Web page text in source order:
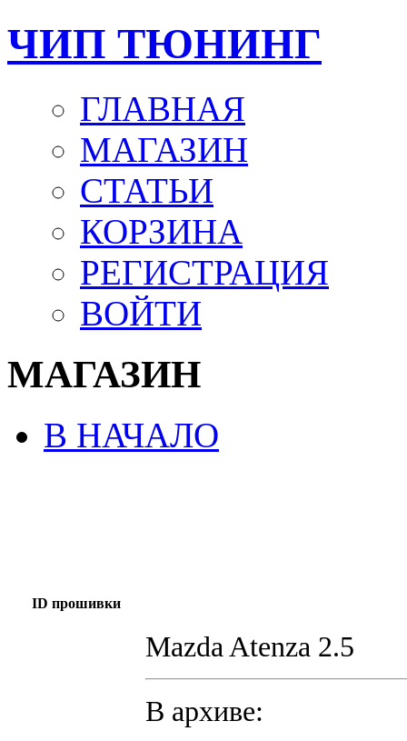
ЧИП ТЮНИНГ
ГЛАВНАЯ
МАГАЗИН
СТАТЬИ
КОРЗИНА
РЕГИСТРАЦИЯ
ВОЙТИ
МАГАЗИН
В НАЧАЛО
ID прошивки
Mazda Atenza 2.5
В архиве: